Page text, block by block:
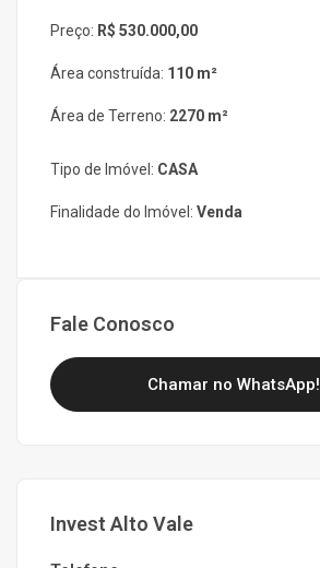
Preço: R$ 530.000,00
Área construída: 110 m²
Área de Terreno: 2270 m²
Tipo de Imóvel: CASA
Finalidade do Imóvel: Venda
Fale Conosco
Chamar no WhatsApp!
Invest Alto Vale